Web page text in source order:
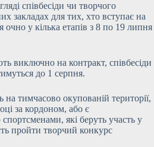
співбесіди чи творчого
закладах для тих, хто вступає на
у кілька етапів з 8 по 19 липня
виключно на контракт, співбесіди
до 1 серпня.
тимчасово окупованій території,
за кордоном, або є
які беруть участь у
пройти творчий конкурс